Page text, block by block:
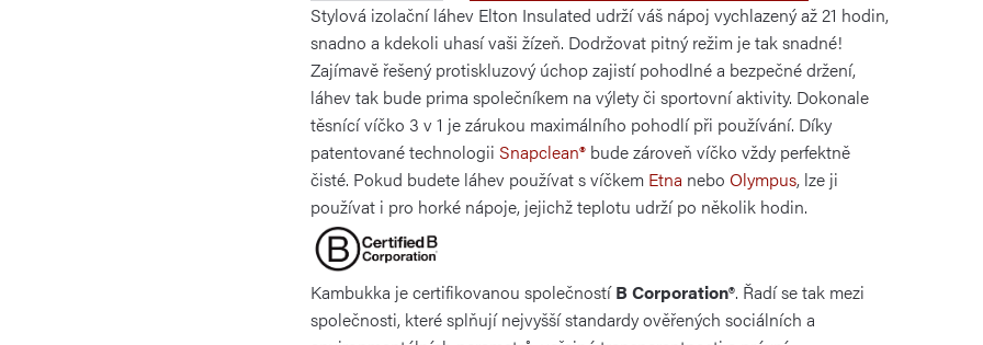
Stylová izolační láhev Elton Insulated udrží váš nápoj vychlazený až 21 hodin,
snadno a kdekoli uhasí vaši žízeň. Dodržovat pitný režim je tak snadné!
Zajímavě řešený protiskluzový úchop zajistí pohodlné a bezpečné držení,
láhev tak bude prima společníkem na výlety či sportovní aktivity. Dokonale
těsnící víčko 3 v 1 je zárukou maximálního pohodlí při používání. Díky
patentované technologii Snapclean® bude zároveň víčko vždy perfektně
čisté. Pokud budete láhev používat s víčkem Etna nebo Olympus, lze ji
používat i pro horké nápoje, jejichž teplotu udrží po několik hodin.
Kambukka je certifikovanou společnostíB Corporation®. Řadí se tak mezi
společnosti, které splňují nejvyšší standardy ověřených sociálních a